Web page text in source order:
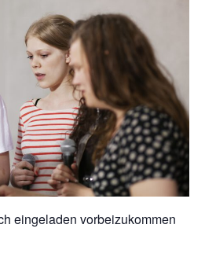
eingeladen vorbeizukommen